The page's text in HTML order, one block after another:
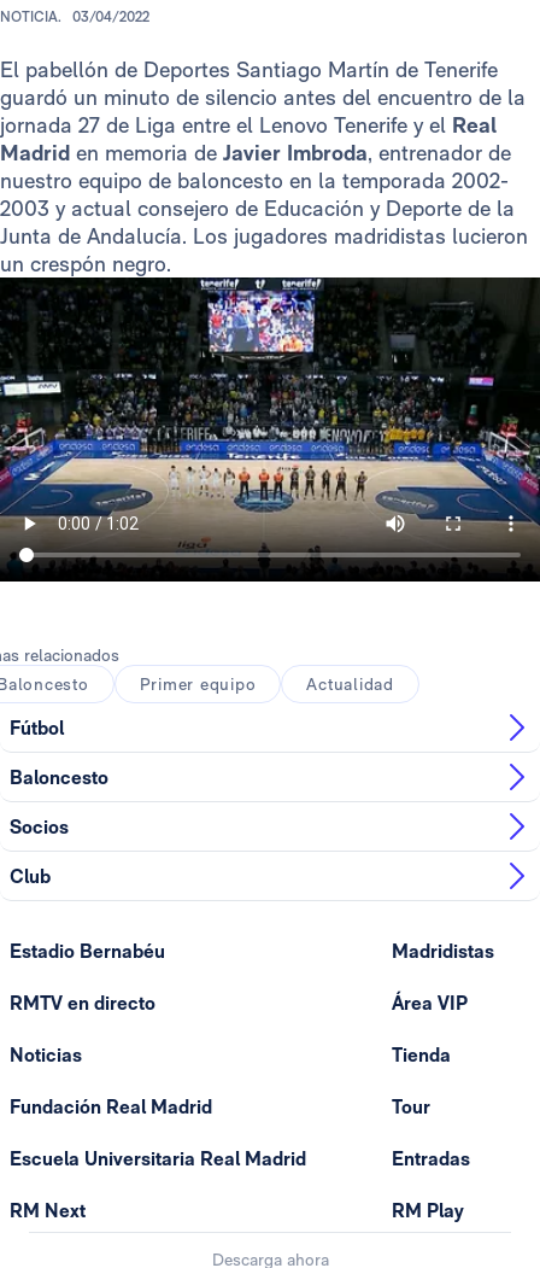
NOTICIA. 03/04/2022
El pabellón de Deportes Santiago Martín de Tenerife
guardó un minuto de silencio antes del encuentro de la
jornada 27 de Liga entre el Lenovo Tenerife y el Real
Madrid en memoria de Javier Imbroda, entrenador de
nuestro equipo de baloncesto en la temporada 2002-
2003 y actual consejero de Educación y Deporte de la
Junta de Andalucía. Los jugadores madridistas lucieron
un crespón negro.
relacionados
Primer equipo Actualidad
Fútbol
Baloncesto
Socios
Club
Estadio Bernabéu
RMTV en directo
Noticias
Fundación Real Madrid
Escuela Universitaria Real Madrid
RM Next
Madridistas
Área VIP
Tienda
Tour
Entradas
RM Play
Descarga ahora